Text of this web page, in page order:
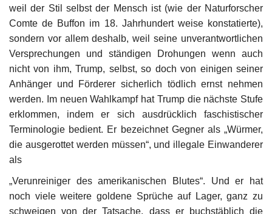
Lasst uns erinnern †
Language
Magyar Deutsch English
weil der Stil selbst der Mensch ist (wie der Naturforscher
Comte de Buffon im 18. Jahrhundert weise konstatierte),
sondern vor allem deshalb, weil seine unverantwortlichen
Versprechungen und ständigen Drohungen wenn auch
nicht von ihm, Trump, selbst, so doch von einigen seiner
Anhänger und Förderer sicherlich tödlich ernst nehmen
werden. Im neuen Wahlkampf hat Trump die nächste Stufe
erklommen, indem er sich ausdrücklich faschistischer
Terminologie bedient. Er bezeichnet Gegner als „Würmer,
die ausgerottet werden müssen“, und illegale Einwanderer
als
„Verunreiniger des amerikanischen Blutes“. Und er hat
noch viele weitere goldene Sprüche auf Lager, ganz zu
schweigen von der Tatsache, dass er buchstäblich die